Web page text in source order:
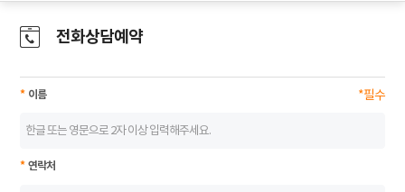
전화상담예약
*필수
* 이름
* 연락처